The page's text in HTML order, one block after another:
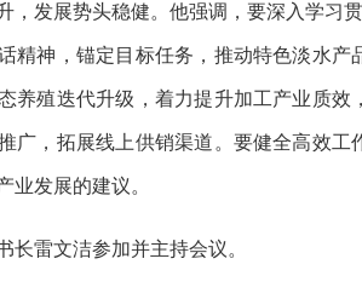
，发展势头稳健。他强调，要深入学习
精神，锚定目标任务，推动特色淡水
养殖迭代升级，着力提升加工产业质
广，拓展线上供销渠道。要健全高效
业发展的建议。
长雷文洁参加并主持会议。